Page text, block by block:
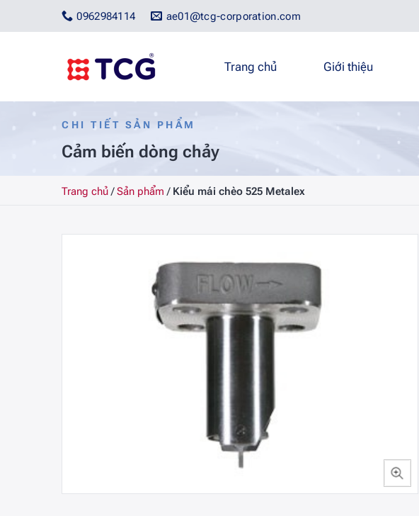
ae01@tcg-corporation.com
0962984114
Trang chủ Giới thiệu
CHI TIẾT SẢN PHẨM
Cảm biến dòng chảy
Trang chủ/Sản phẩm / Kiểu mái chèo 525 Metalex